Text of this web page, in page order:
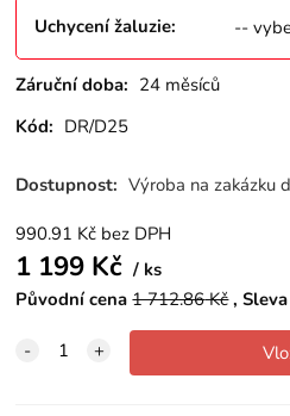
Uchycení žaluzie: --
Záruční doba: 24 měsíců
Kód: DR/D25
Dostupnost: Výroba na zakázku
990.91 Kč bez DPH
1 199 Kč
ks
Původní cena 1 712.86Kč Sleva